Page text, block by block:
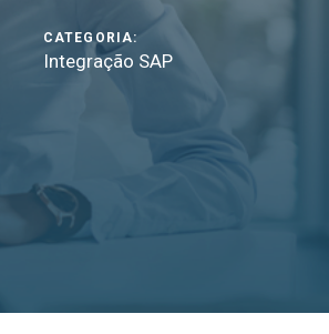
CATEGORIA:
Integração SAP